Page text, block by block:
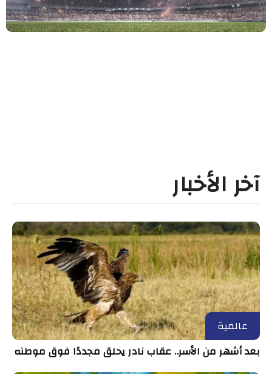
آخر الأخبار
عالمية
بعد أشهر من الأسر.. عقاب نادر يحلق مجددًا فوق موطنه